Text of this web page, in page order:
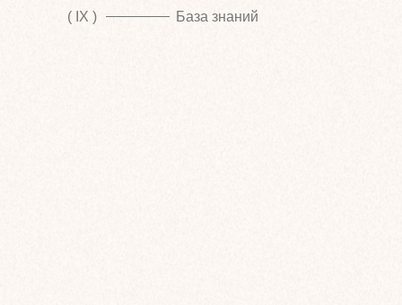
( IX ) База знаний